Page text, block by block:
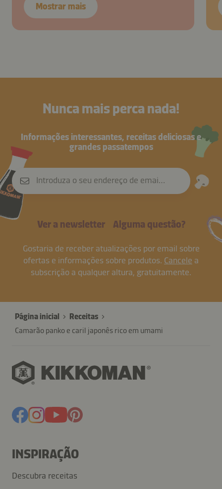
Mostrar mais
Nunca mais perca nada!
Informações interessantes, receitas deliciosas e
grandes passatempos
Introduza o seu endereço de email
Ver a newsletter Alguma questão?
Gostaria de receber atualizações por email sobre
ofertas e informações sobre produtos. Cancele a
subscrição a qualquer altura, gratuitamente.
Página inicial
Receitas
Camarão panko e caril japonês rico em umami
INSPIRAÇÃO
Descubra receitas